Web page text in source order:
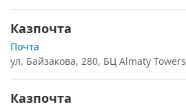
Казпочта
Почта
ул. Байзакова, 280, БЦ Almaty Towers
Казпочта